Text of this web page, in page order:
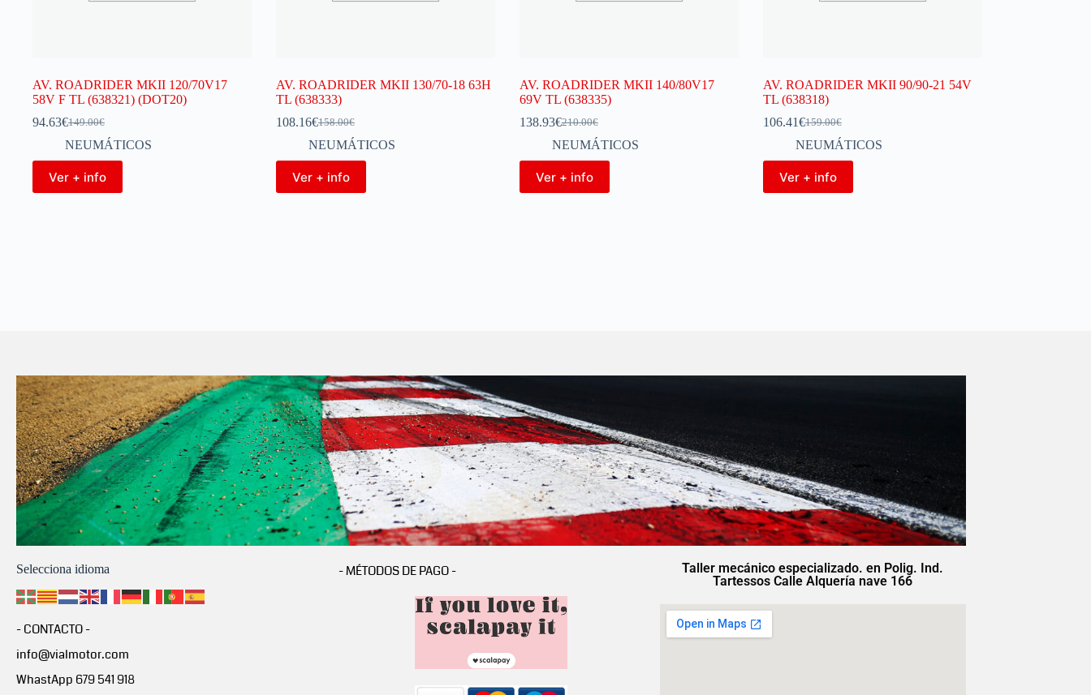
AV. ROADRIDER MKII 120/70V17
58V F TL (638321) (DOT20)
149.00€
94.63€
NEUMÁTICOS
Ver + info
AV. ROADRIDER MKII 130/70-18 63H
TL (638333)
158.00€
108.16€
NEUMÁTICOS
Ver + info
AV. ROADRIDER MKII 140/80V17
69V TL (638335)
210.00€
138.93€
NEUMÁTICOS
Ver + info
AV. ROADRIDER MKII 90/90-21 54V
TL (638318)
159.00€
106.41€
NEUMÁTICOS
Ver + info
Selecciona idioma
- CONTACTO -
info@vialmotor.com
WhastApp 679 541 918
- MÉTODOS DE PAGO -
Taller mecánico especializado. en Polig. Ind.
Tartessos Calle Alquería nave 166